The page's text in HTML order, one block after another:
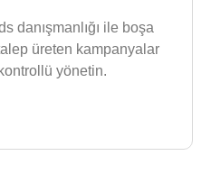
danışmanlığı ile boşa
üreten kampanyalar
yönetin.